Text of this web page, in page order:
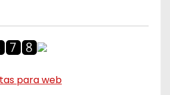
para web